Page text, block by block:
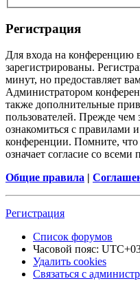
Регистрация
Для входа на
зарегистрированы.
минут, но предоставляет
Администратором
также дополнительные
пользователей. Прежде чем
ознакомиться с правилами
конференции. Помните,
означает согласие со всеми
Общие правила |
Регистрация
Список форумов
Часовой пояс:
Удалить cookies
Связаться с